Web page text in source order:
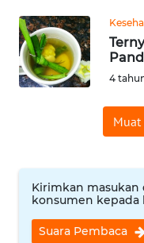
4
Muat
Kirimkan masukan
konsumen kepada
Suara Pembaca
WN
KEPULAUAN
SERIBU
WN
CIREBON